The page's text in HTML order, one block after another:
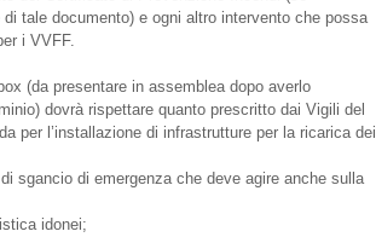
di tale documento) e ogni altro intervento che possa
i VVFF.
(da presentare in assemblea dopo averlo
dovrà rispettare quanto prescritto dai Vigili del
per l’installazione di infrastrutture per la ricarica dei
sgancio di emergenza che deve agire anche sulla
idonei;